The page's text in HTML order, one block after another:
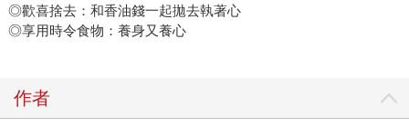
◎歡喜捨去：和香油錢一起拋去執著心
◎享用時令食物：養身又養心
作者